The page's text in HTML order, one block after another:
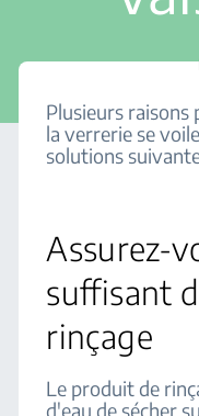
Plusieurs
la verrerie se
solutions
Assurez-
suffisant
rinçage
Le produit de
d'eau de sécher